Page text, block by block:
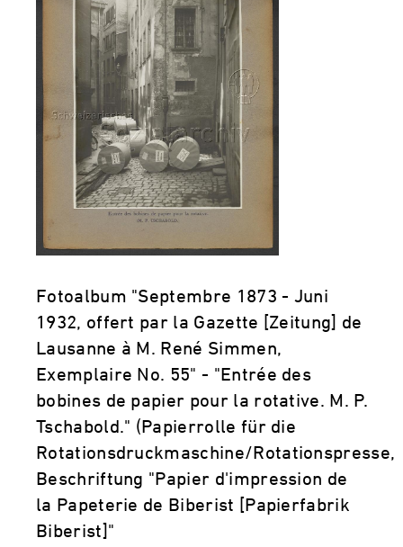
Fotoalbum "Septembre 1873 - Juni
1932, offert par la Gazette [Zeitung] de
Lausanne à M. René Simmen,
Exemplaire No. 55" - "Entrée des
bobines de papier pour la rotative. M. P.
Tschabold." (Papierrolle für die
Rotationsdruckmaschine/Rotationspresse,
Beschriftung "Papier d'impression de
la Papeterie de Biberist [Papierfabrik
Biberist]"